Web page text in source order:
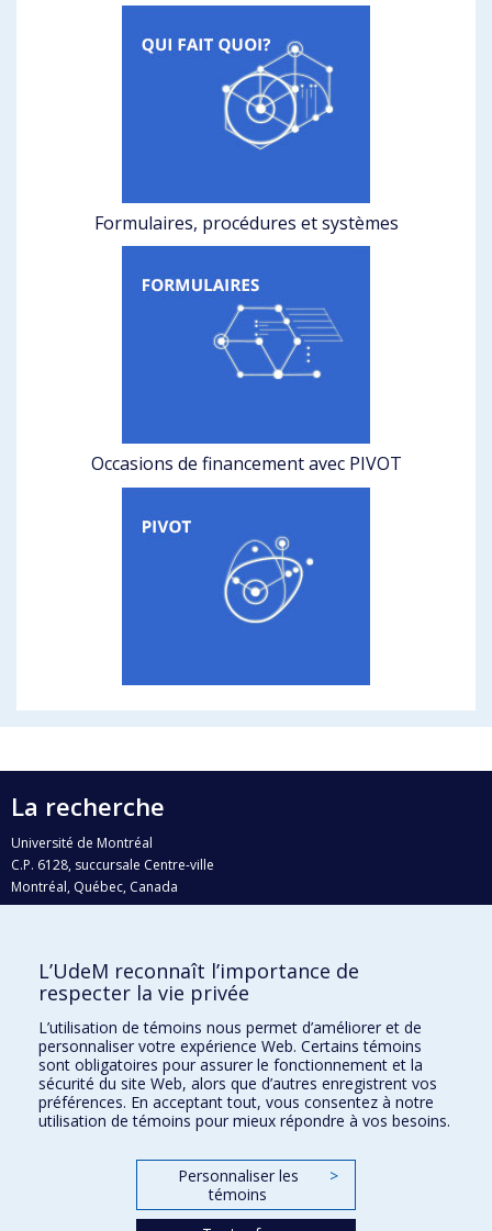
Formulaires, procédures et systèmes
Occasions de financement avec PIVOT
La recherche
Université de Montréal
C.P. 6128, succursale Centre-ville
Montréal, Québec, Canada
H3C 3J7
Qui fait quoi?
Nous trouver
Plan du site
Accessibilité
L’UdeM reconnaît l’importance de
respecter la vie privée
L’utilisation de témoins nous permet d’améliorer et de
personnaliser votre expérience Web. Certains témoins
sont obligatoires pour assurer le fonctionnement et la
sécurité du site Web, alors que d’autres enregistrent vos
préférences. En acceptant tout, vous consentez à notre
utilisation de témoins pour mieux répondre à vos besoins.
Personnaliser les
témoins
>